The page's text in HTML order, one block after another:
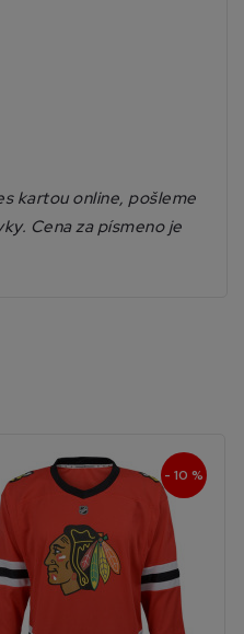
kartou online, pošleme
Cena za písmeno je
- 10 %